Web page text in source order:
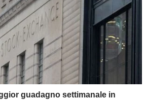
guadagno settimanale in